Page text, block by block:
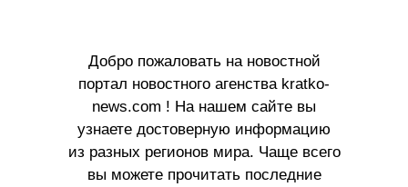
Добро пожаловать на новостной
портал новостного агенства kratko-
news.com ! На нашем сайте вы
узнаете достоверную информацию
из разных регионов мира. Чаще всего
вы можете прочитать последние